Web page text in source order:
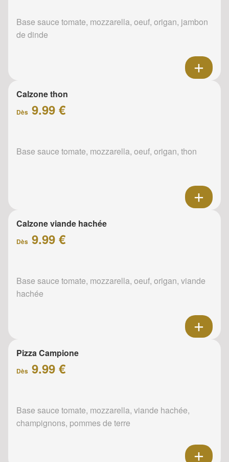
Base sauce tomate, mozzarella, oeuf, origan, jambon
de dinde
Calzone thon
Dès 9.99 €
Base sauce tomate, mozzarella, oeuf, origan, thon
Calzone viande hachée
Dès 9.99 €
Base sauce tomate, mozzarella, oeuf, origan, viande
hachée
Pizza Campione
Dès 9.99 €
Base sauce tomate, mozzarella, viande hachée,
champignons, pommes de terre